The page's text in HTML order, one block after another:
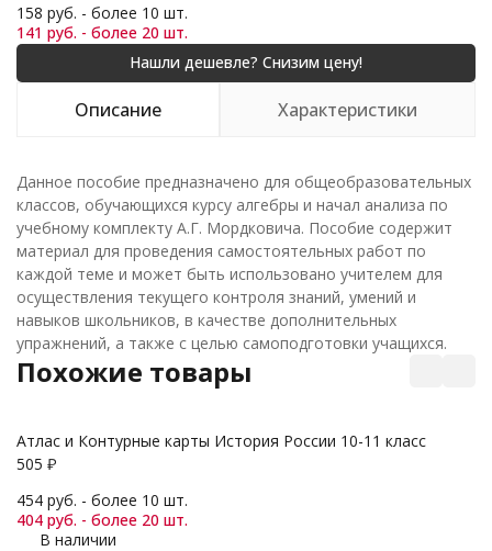
158 руб. - более 10 шт.
141 руб. - более 20 шт.
Описание Характеристики
Данное пособие предназначено для общеобразовательных
классов, обучающихся курсу алгебры и начал анализа по
учебному комплекту А.Г. Мордковича. Пособие содержит
материал для проведения самостоятельных работ по
каждой теме и может быть использовано учителем для
осуществления текущего контроля знаний, умений и
навыков школьников, в качестве дополнительных
упражнений, а также с целью самоподготовки учащихся.
Похожие товары
Атлас и Контурные карты История России 10-11 класс
505 ₽
454 руб. - более 10 шт.
404 руб. - более 20 шт.
В наличии